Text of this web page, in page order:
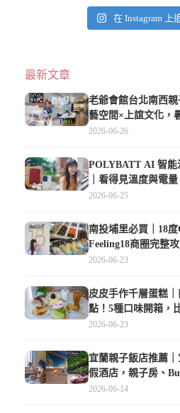
在 Instagram 上
最新文章
老爺會館台北南西
藝空間×上誼文化，
2026-06-26
POLYBATT AI 智能
｜看得見溫度與電
10000mAh 行動電源
2026-06-25
南投埔里必買｜18
Feeling18商圈完整
樣逛
2026-06-23
皮皮手作千層蛋糕
點！5種口味開箱，
的台北隱藏版
2026-06-23
宜蘭親子飯店推薦
假酒店，親子房、
俱樂部超適合放電
2026-06-14